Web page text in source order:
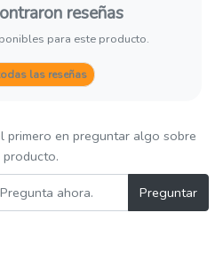
reseñas
para este producto.
las reseñas
primero en preguntar algo sobre
producto.
Preguntar